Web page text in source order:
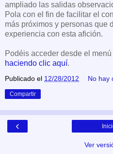
ampliado las salidas
Pola con el fin de facilitar el
más próximos y personas que
experiencia con esta afición.
Podéis acceder desde el
haciendo clic aquí.
Publicado el 12/28/2012 No hay
Compartir
‹
Ver